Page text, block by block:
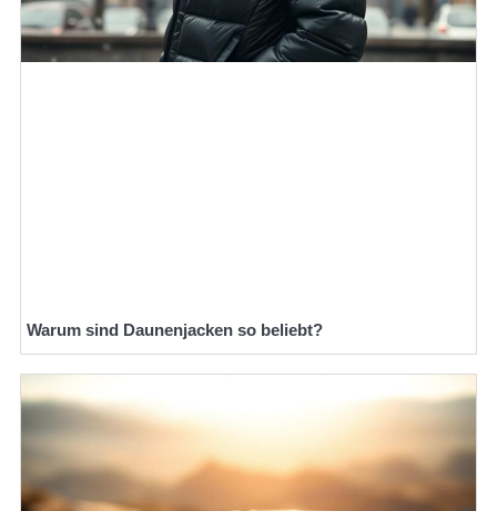
Warum sind Daunenjacken so beliebt?